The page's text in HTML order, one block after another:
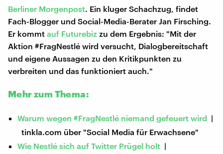
Berliner Morgenpost. Ein kluger Schachzug, findet
Fach-Blogger und Social-Media-Berater Jan Firsching.
Er kommt auf Futurebiz zu dem Ergebnis: "Mit der
Aktion #FragNestlé wird versucht, Dialogbereitschaft
und eigene Aussagen zu den Kritikpunkten zu
verbreiten und das funktioniert auch."
Mehr zum Thema:
Warum wegen #FragNestlé niemand gefeuert wird |
tinkla.com über "Social Media für Erwachsene"
Wie Nestlé sich auf Twitter Prügel holt |